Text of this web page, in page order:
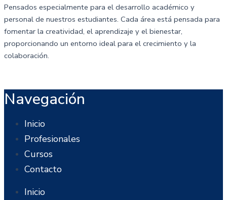
Pensados especialmente para el desarrollo académico y
personal de nuestros estudiantes. Cada área está pensada para
fomentar la creatividad, el aprendizaje y el bienestar,
proporcionando un entorno ideal para el crecimiento y la
colaboración.
Navegación
Inicio
Profesionales
Cursos
Contacto
Inicio